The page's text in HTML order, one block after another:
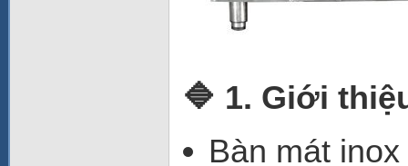
🔷 1. Giới
Bàn mát inox